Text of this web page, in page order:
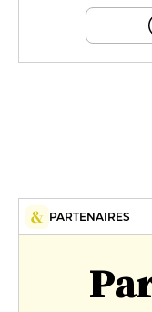
PARTENAIRES